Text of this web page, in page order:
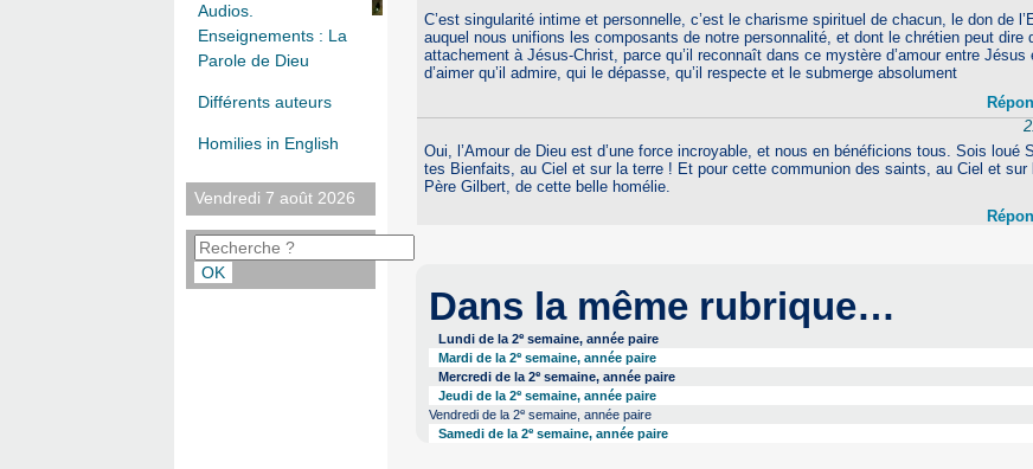
C’est singularité intime et personnelle, c’est le charisme spirituel de chacun, le don de
auquel nous unifions les composants de notre personnalité, et dont le chrétien peut dire
attachement à Jésus-Christ, parce qu’il reconnaît dans ce mystère d’amour entre Jésus
d’aimer qu’il admire, qui le dépasse, qu’il respecte et le submerge absolument
Oui, l’Amour de Dieu est d’une force incroyable, et nous en bénéficions tous. Sois loué
tes Bienfaits, au Ciel et sur la terre ! Et pour cette communion des saints, au Ciel et sur
Père Gilbert, de cette belle homélie.
Dans la même rubrique…
Lundi de la 2e semaine, année paire
Mardi de la 2esemaine, année paire
Mercredi de la 2e semaine, année paire
Jeudi de la 2esemaine, année paire
Vendredi de la 2e semaine, année paire
Samedi de la 2esemaine, année paire
Audios.
Enseignements : La
Parole de Dieu
Différents auteurs
Homilies in English
Vendredi 7 août 2026